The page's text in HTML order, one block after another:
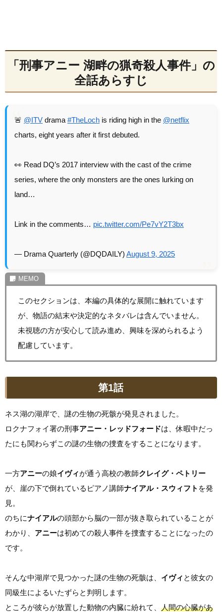
「刑事アニー 湖畔の猟奇殺人事件」の
全話あらすじ
🚨 @ITV drama #TheLoch is riding high in the @netflix
charts, eight years after it first debuted.
👀 Read DQ’s 2017 interview with the cast of the crime
series, where the only monsters are the ones lurking on
land…
Link in the comments… pic.twitter.com/Pe7vY2T3bx
— Drama Quarterly (@DQDAILY) August 9, 2025
このセクションは、本編の具体的な展開に触れています
が、物語の結末や決定的なネタバレは含んでいません。
未視聴の方が安心して読み進め、興味を深められるよう
配慮しています。
第1話
ネス湖の湖岸で、謎の生物の死骸が発見されました。
ロクナフォイ署の刑事アニー・レッドフォードは、休暇中だっ
たにも関わらずこの謎の生物の捜査をすることになります。
一方アニーの娘イヴィが通う高校の教師クレイグ・ペトリー
が、崖の下で倒れているピアノ講師ナイアル・スウィフト を発
見。
のちにナイアルの頭部から脳の一部が抜き取られていることが
わかり、 アニーは初めての殺人事件を捜査することになったの
です。
そんな中湖岸で見つかった謎の生物の死骸は、 イヴィ と彼女の
同級生によるいたずらと判明します。
ところが彼らが放置した動物の内臓に紛れて、 人間の心臓があ